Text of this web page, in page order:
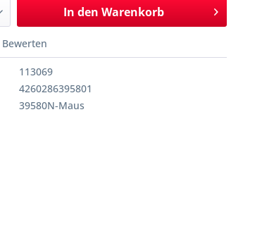
In den Warenkorb
Bewerten
113069
4260286395801
39580N-Maus